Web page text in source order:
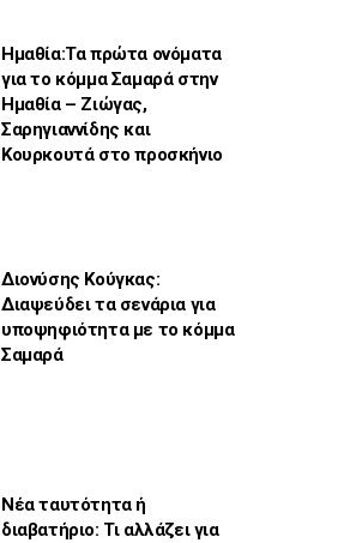
Ημαθία:Τα πρώτα ονόματα
για το κόμμα Σαμαρά στην
Ημαθία – Ζιώγας,
Σαρηγιαννίδης και
Κουρκουτά στο προσκήνιο
Διονύσης Κούγκας:
Διαψεύδει τα σενάρια για
υποψηφιότητα με το κόμμα
Σαμαρά
Νέα ταυτότητα ή
διαβατήριο: Τι αλλάζει για